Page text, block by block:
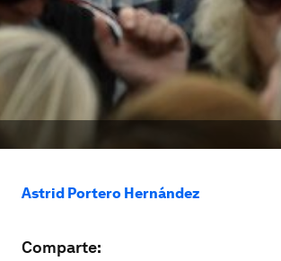
Astrid Portero Hernández
Comparte: